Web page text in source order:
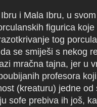
i Mala Ibru, u
figurica koje
tog
se smiješi s nekog
mračna tajna, jer u
profesora
(kreaturu) jedne od
sofe prebiva ih još,